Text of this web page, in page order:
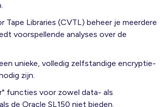
.
Tape Libraries (CVTL) beheer je meerdere
voorspellende analyses over de
unieke, volledig zelfstandige encryptie-
zijn.
functies voor zowel data- als
de Oracle SL150 niet bieden.